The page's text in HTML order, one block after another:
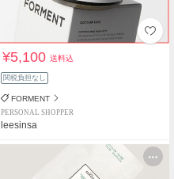
¥5,100送料込
関税負担なし
FORMENT
PERSONAL SHOPPER
leesinsa